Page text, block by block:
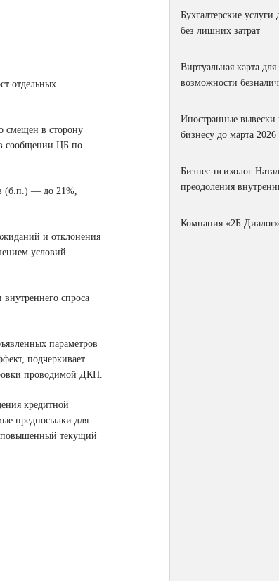
отдельных
смещен в сторону
сообщении ЦБ по
(б.п.) — до 21%,
и отклонения
условий
спроса
параметров
подчеркивает
проводимой ДКП.
кредитной
предпосылки для
повышенный текущий
Бухгалтерские
без лишних затрат
Виртуальная карта
возможности
Иностранные вывески
бизнесу до марта 2026
Бизнес-психолог
преодоления
Компания «2Б